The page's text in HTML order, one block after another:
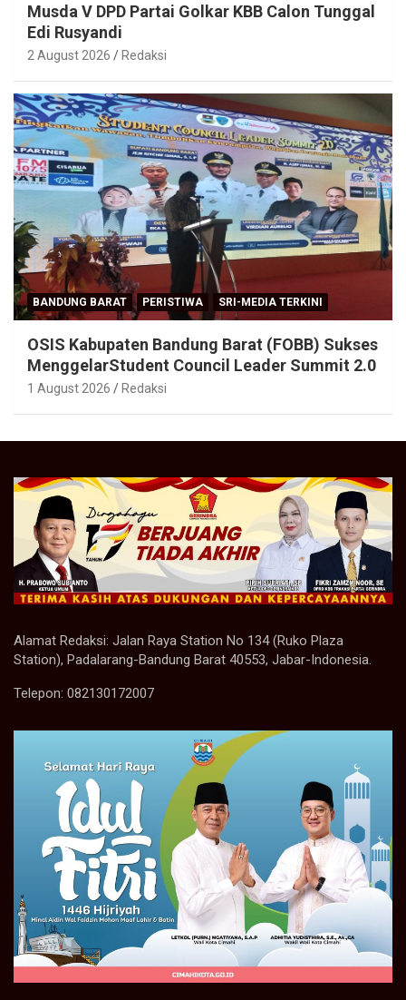
Musda V DPD Partai Golkar KBB Calon Tunggal
Edi Rusyandi
2 August 2026 Redaksi
BANDUNG BARAT PERISTIWA SRI-MEDIA TERKINI
OSIS Kabupaten Bandung Barat (FOBB) Sukses
MenggelarStudent Council Leader Summit 2.0
1 August 2026 Redaksi
Alamat Redaksi: Jalan Raya Station No 134 (Ruko Plaza
Station), Padalarang-Bandung Barat 40553, Jabar-Indonesia.
Telepon: 082130172007